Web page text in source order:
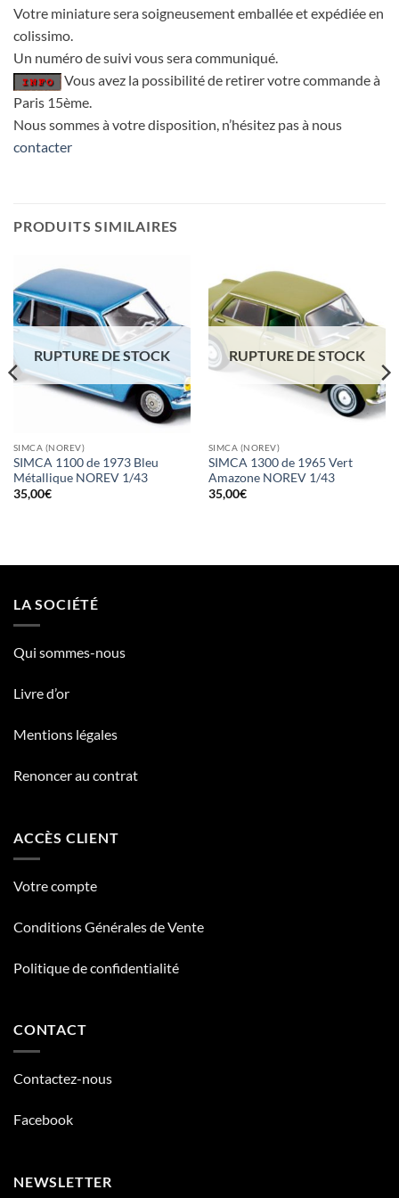
Votre miniature sera soigneusement emballée et expédiée en
colissimo.
Un numéro de suivi vous sera communiqué.
Vous avez la possibilité de retirer votre commande à
Paris 15ème.
Nous sommes à votre disposition, n’hésitez pas à nous
contacter
PRODUITS SIMILAIRES
RUPTURE DE STOCK
SIMCA (NOREV)
SIMCA 1100 de 1973 Bleu
Métallique NOREV 1/43
35,00€
RUPTURE DE STOCK
SIMCA (NOREV)
SIMCA 1300 de 1965 Vert
Amazone NOREV 1/43
35,00€
LA SOCIÉTÉ
Qui sommes-nous
Livre d’or
Mentions légales
Renoncer au contrat
ACCÈS CLIENT
Votre compte
Conditions Générales de Vente
Politique de confidentialité
CONTACT
Contactez-nous
Facebook
NEWSLETTER